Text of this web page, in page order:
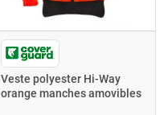
Veste polyester Hi-Way
orange manches amovibles